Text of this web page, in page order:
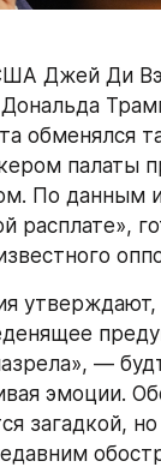
Джей Ди
обменялся
палаты
По данным
расплате»,
утверждают,
—
эмоции.
загадкой,